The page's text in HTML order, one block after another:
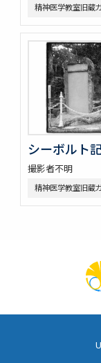
精神医学教室旧蔵
シーボルト
撮影者不明
精神医学教室旧蔵